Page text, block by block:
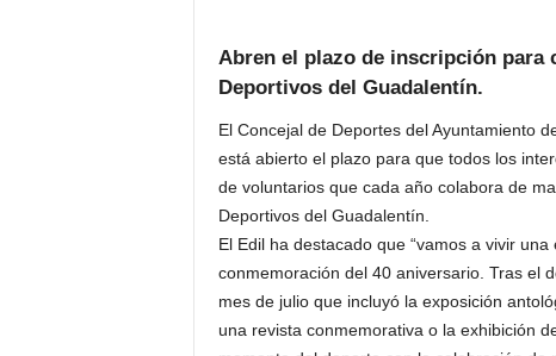
Abren el plazo de inscripción para
Deportivos del Guadalentín.
El Concejal de Deportes del Ayuntamiento
está abierto el plazo para que todos los
de voluntarios que cada año colabora de
Deportivos del Guadalentín.
El Edil ha destacado que “vamos a vivir
conmemoración del 40 aniversario. Tras el
mes de julio que incluyó la exposición
una revista conmemorativa o la exhibición